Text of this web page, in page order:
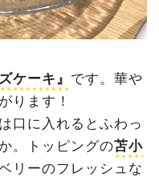
ケーキ』 です。華や
ります！
口に入れるとふわっ
。トッピングの苫小
リーのフレッシュな